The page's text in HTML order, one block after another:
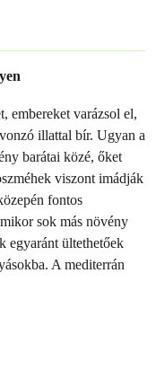
embereket varázsol el,
illattal bír. Ugyan a
barátai közé, őket
viszont imádják
fontos
sok más növény
egyaránt ültethetőek
A mediterrán